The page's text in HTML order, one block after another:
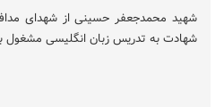
شهید محمدجعفر حسینی از شهدای
شهادت به تدریس زبان انگلیسی مشغول